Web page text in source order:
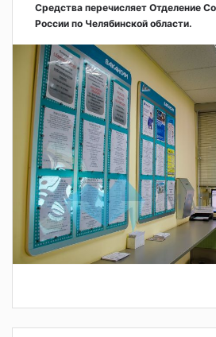
Средства перечисляет Отделение
России по Челябинской области.